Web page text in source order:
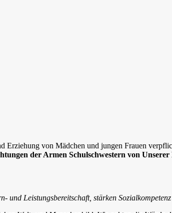
Erziehung von Mädchen und jungen Frauen
der Armen Schulschwestern von
Leistungsbereitschaft, stärken